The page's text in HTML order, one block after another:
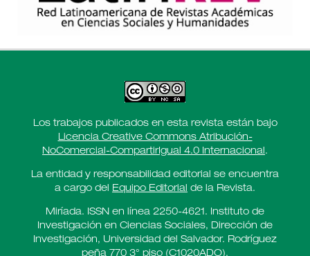
Los trabajos publicados en esta revista están bajo
Licencia Creative Commons Atribución-
NoComercial-CompartirIgual 4.0 Internacional.
La entidad y responsabilidad editorial se encuentra
a cargo del Equipo Editorial de la Revista.
Miríada. ISSN en línea 2250-4621. Instituto de
Investigación en Ciencias Sociales, Dirección de
Investigación, Universidad del Salvador. Rodríguez